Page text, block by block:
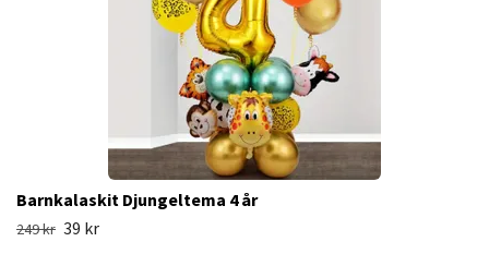
Barnkalaskit Djungeltema 4 år
249 kr 39 kr